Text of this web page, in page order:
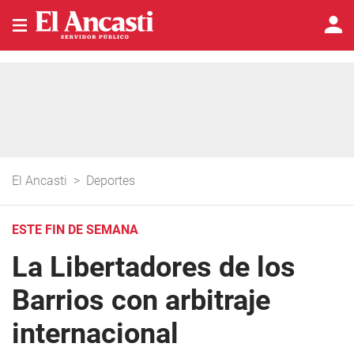
El Ancasti > Deportes
ESTE FIN DE SEMANA
La Libertadores de los
Barrios con arbitraje
internacional